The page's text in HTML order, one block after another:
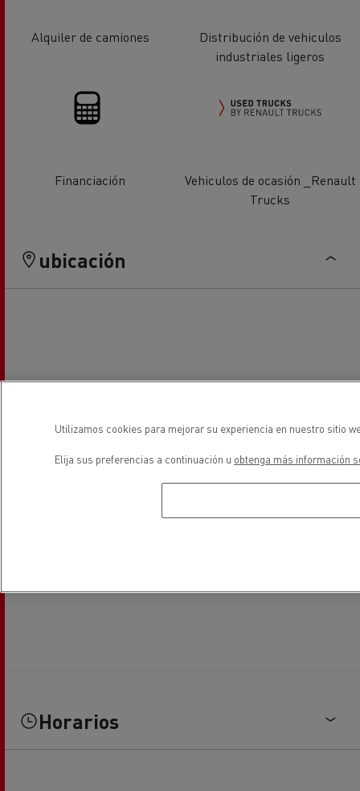
Alquiler de camiones
Distribución de vehiculos
industriales ligeros
Financiación
Vehiculos de ocasión _Renault
Trucks
ubicación
Horarios
Utilizamos cookies para mejorar su experiencia en nuestro sitio
Elija sus preferencias a continuación u obtenga más información